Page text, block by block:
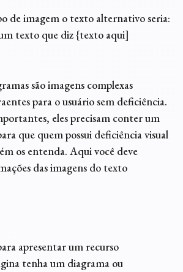
de imagem o texto alternativo seria:
texto que diz {texto aqui]
são imagens complexas
para o usuário sem deficiência.
eles precisam conter um
que quem possui deficiência visual
os entenda. Aqui você deve
das imagens do texto
apresentar um recurso
tenha um diagrama ou